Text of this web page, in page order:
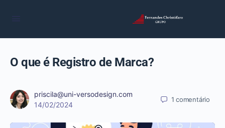
O que é Registro de Marca?
priscila@uni-versodesign.com
14/02/2024
1comentário